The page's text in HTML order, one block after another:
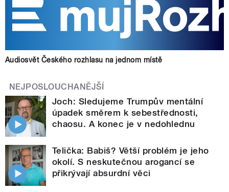
Audiosvět Českého rozhlasu na jednom místě
NEJPOSLOUCHANĚJŠÍ
Joch: Sledujeme Trumpův mentální
úpadek směrem k sebestřednosti,
chaosu. A konec je v nedohlednu
Telička: Babiš? Větší problém je jeho
okolí. S neskutečnou arogancí se
přikrývají absurdní věci